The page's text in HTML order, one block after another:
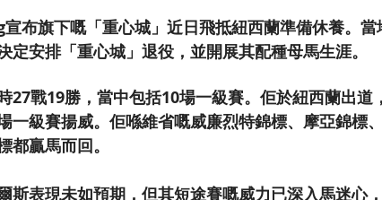
布旗下嘅「重心城」近日飛抵紐西蘭準備休養。
定安排「重心城」退役，並開展其配種母馬生涯。
27戰19勝，當中包括10場一級賽。佢於紐西蘭出道
一級賽揚威。佢喺維省嘅威廉烈特錦標、摩亞錦標
都贏馬而回。
斯表現未如預期，但其短途賽嘅威力已深入馬迷心